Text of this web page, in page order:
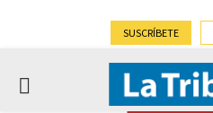
SUSCRÍBETE
PRIMARY